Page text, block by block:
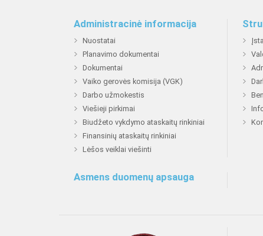
Administracinė informacija
Nuostatai
Planavimo dokumentai
Dokumentai
Vaiko gerovės komisija (VGK)
Darbo užmokestis
Viešieji pirkimai
Biudžeto vykdymo ataskaitų rinkiniai
Finansinių ataskaitų rinkiniai
Lėšos veiklai viešinti
Asmens duomenų apsauga